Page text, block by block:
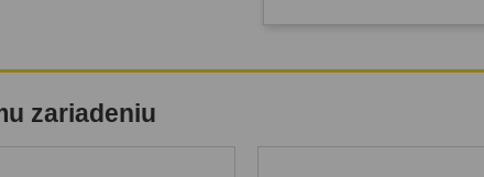
zariadeniu